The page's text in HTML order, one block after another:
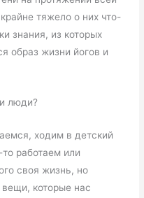
тяжело о них что-
знания, из которых
образ жизни йогов и
люди?
ходим в детский
работаем или
своя жизнь, но
которые нас